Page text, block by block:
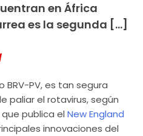
en África
es la segunda […]
BRV-PV, es tan segura
paliar el rotavirus, según
publica el New England
innovaciones del